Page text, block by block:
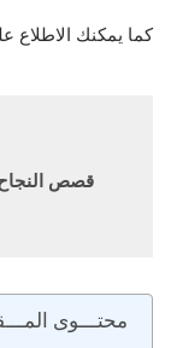
كما يمكنك
قصص النجاح
محتـــوى